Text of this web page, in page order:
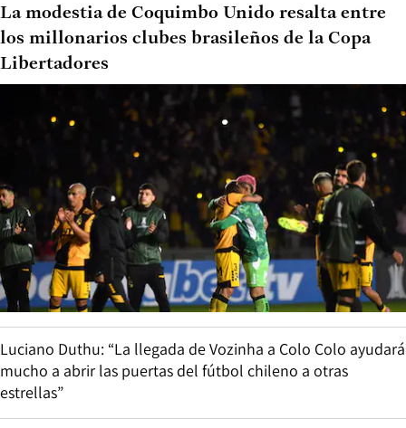
La modestia de Coquimbo Unido resalta entre
los millonarios clubes brasileños de la Copa
Libertadores
Luciano Duthu: “La llegada de Vozinha a Colo Colo ayudará
mucho a abrir las puertas del fútbol chileno a otras
estrellas”